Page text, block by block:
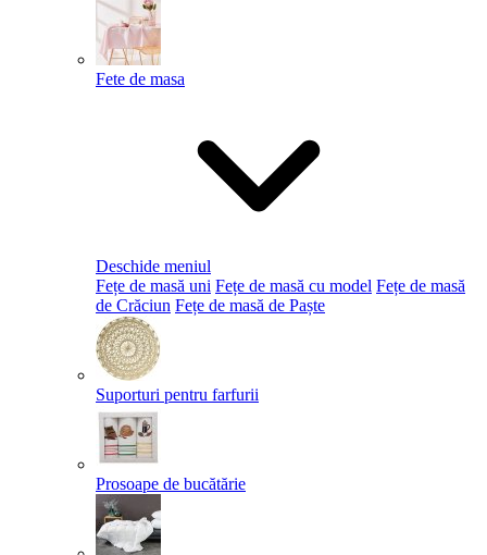
Fete de masa
Deschide meniul
Fețe de masă uni Fețe de masă cu model Fețe de masă
de Crăciun Fețe de masă de Paște​
Suporturi pentru farfurii
Prosoape de bucătărie